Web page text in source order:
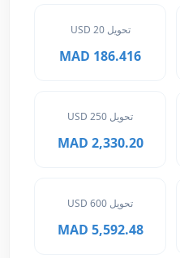
تحويل 20 USD
186.416 MAD
تحويل 250 USD
2,330.20 MAD
تحويل 600 USD
5,592.48 MAD